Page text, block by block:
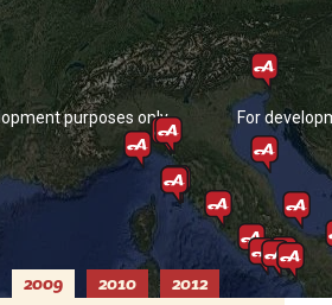
For
purposes only
2009 2010 2012